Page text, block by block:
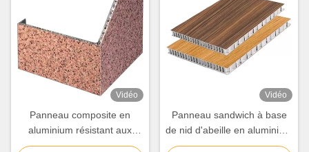
Vidéo
Panneau composite en
aluminium résistant aux
intempéries
Vidéo
Panneau sandwich à base
de nid d'abeille en aluminium
extrudé 6 mm 8 mm 10 mm